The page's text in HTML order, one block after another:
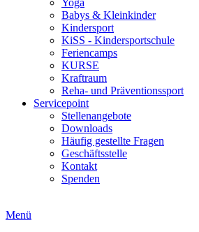
Yoga
Babys & Kleinkinder
Kindersport
KiSS - Kindersportschule
Feriencamps
KURSE
Kraftraum
Reha- und Präventionssport
Servicepoint
Stellenangebote
Downloads
Häufig gestellte Fragen
Geschäftsstelle
Kontakt
Spenden
Menü